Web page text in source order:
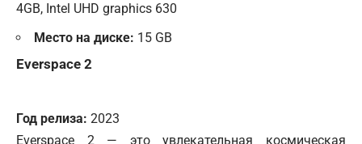
4GB, Intel UHD graphics 630
Место на диске: 15 GB
Everspace 2
Год релиза: 2023
Everspace 2 — это увлекательная космическая